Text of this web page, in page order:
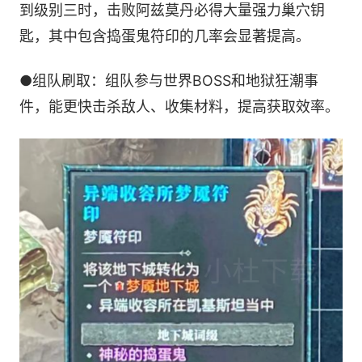
到级别三时，击败阿兹莫丹必得大量强力巢穴钥
匙，其中包含捣蛋鬼符印的几率会显著提高。
●组队刷取：组队参与世界BOSS和地狱狂潮事
件，能更快击杀敌人、收集材料，提高获取效率。